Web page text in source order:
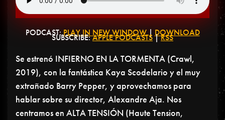
PODCAST:PLAY IN NEW WINDOW| DOWNLOAD
SUBSCRIBE:APPLE PODCASTS|RSS
Se estrenó INFIERNO EN LA TORMENTA (Crawl,
2019), con la fantástica Kaya Scodelario y el muy
extrañado Barry Pepper, y aprovechamos para
hablar sobre su director, Alexandre Aja. Nos
centramos en ALTA TENSIÓN (Haute Tension,